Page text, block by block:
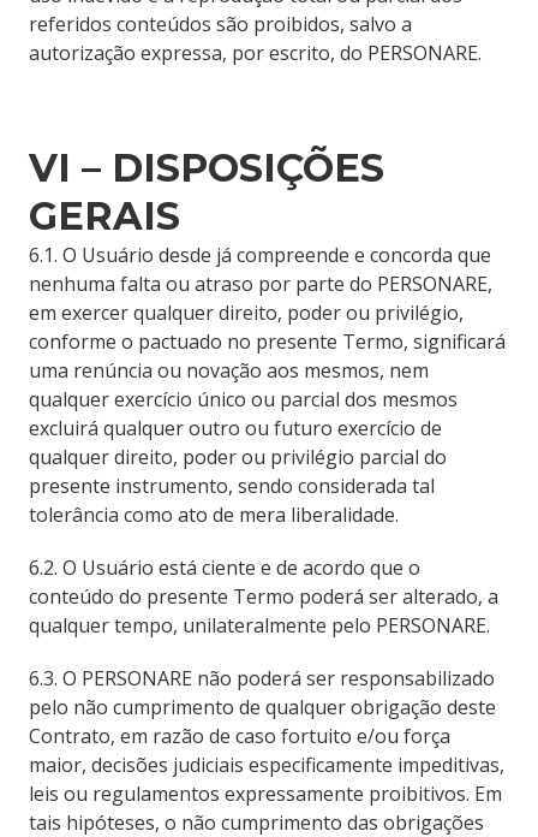
referidos conteúdos são proibidos, salvo a
autorização expressa, por escrito, do PERSONARE.
VI – DISPOSIÇÕES
GERAIS
6.1. O Usuário desde já compreende e concorda que
nenhuma falta ou atraso por parte do PERSONARE,
em exercer qualquer direito, poder ou privilégio,
conforme o pactuado no presente Termo, significará
uma renúncia ou novação aos mesmos, nem
qualquer exercício único ou parcial dos mesmos
excluirá qualquer outro ou futuro exercício de
qualquer direito, poder ou privilégio parcial do
presente instrumento, sendo considerada tal
tolerância como ato de mera liberalidade.
6.2. O Usuário está ciente e de acordo que o
conteúdo do presente Termo poderá ser alterado, a
qualquer tempo, unilateralmente pelo PERSONARE.
6.3. O PERSONARE não poderá ser responsabilizado
pelo não cumprimento de qualquer obrigação deste
Contrato, em razão de caso fortuito e/ou força
maior, decisões judiciais especificamente impeditivas,
leis ou regulamentos expressamente proibitivos. Em
tais hipóteses, o não cumprimento das obrigações